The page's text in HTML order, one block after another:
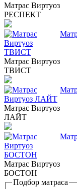
Матрас Виртуоз
РЕСПЕКТ
Матрас Виртуоз
ТВИСТ
Матрас Виртуоз
ЛАЙТ
Матрас Виртуоз
БОСТОН
Подбор матраса